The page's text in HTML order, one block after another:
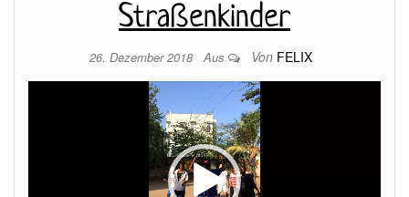
Straßenkinder
26. Dezember 2018 Aus Von FELIX